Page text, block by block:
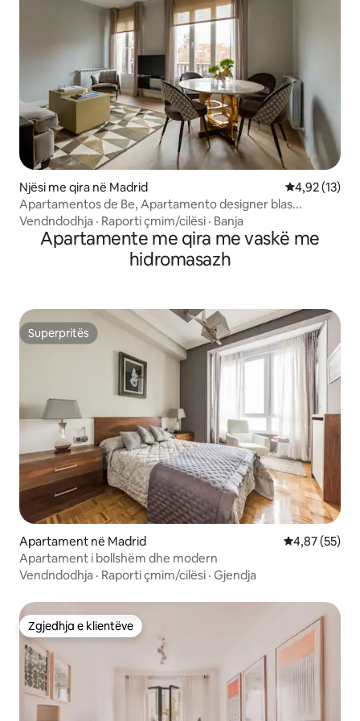
Njësi me qira në Madrid Vlerësimi
4,92 (13)
Apartamentos de Be, Apartamento designer blas...
Vendndodhja · Raporti çmim/cilësi · Banja
Apartamente me qira me vaskë me
hidromasazh
Superpritës
Superpritës
Apartament në Madrid Vlerësimi
4,87 (55)
Apartament i bollshëm dhe modern
Vendndodhja · Raporti çmim/cilësi · Gjendja
Zgjedhja e klientëve
Zgjedhja e klientëve